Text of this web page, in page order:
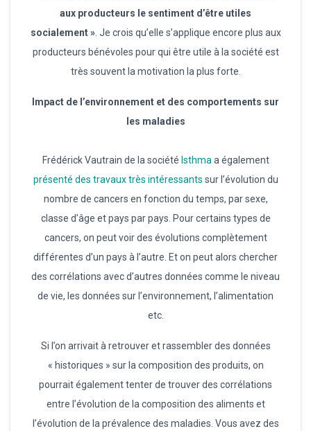
aux producteurs le sentiment d’être utiles
socialement ». Je crois qu’elle s’applique encore plus aux
producteurs bénévoles pour qui être utile à la société est
très souvent la motivation la plus forte.
Impact de l’environnement et des comportements sur
les maladies
Frédérick Vautrain de la société Isthma a également
présenté des travaux très intéressants sur l’évolution du
nombre de cancers en fonction du temps, par sexe,
classe d’âge et pays par pays. Pour certains types de
cancers, on peut voir des évolutions complètement
différentes d’un pays à l’autre. Et on peut alors chercher
des corrélations avec d’autres données comme le niveau
de vie, les données sur l’environnement, l’alimentation
etc.
Si l’on arrivait à retrouver et rassembler des données
« historiques » sur la composition des produits, on
pourrait également tenter de trouver des corrélations
entre l’évolution de la composition des aliments et
l’évolution de la prévalence des maladies. Vous avez des